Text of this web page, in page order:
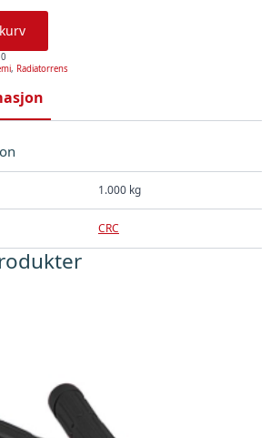
, Radiatorrens
1.000 kg
CRC